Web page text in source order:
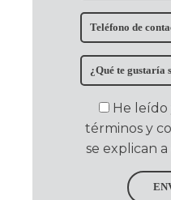
He leído
términos y
se explican